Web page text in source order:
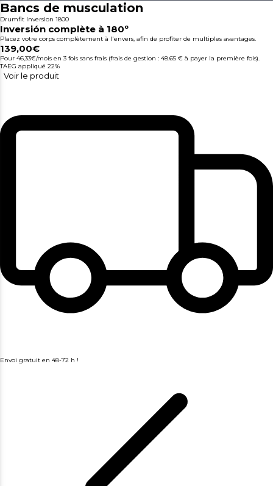
Bancs de musculation
Drumfit Inversion 1800
Inversión complète à 180º
Placez votre corps complètement à l'envers, afin de profiter de multiples avantages.
139,00€
Pour 46,33€/mois en 3 fois sans frais (frais de gestion : 48.65 € à payer la première fois).
TAEG appliqué 22%
Voir le produit
Envoi gratuit en 48-72 h !